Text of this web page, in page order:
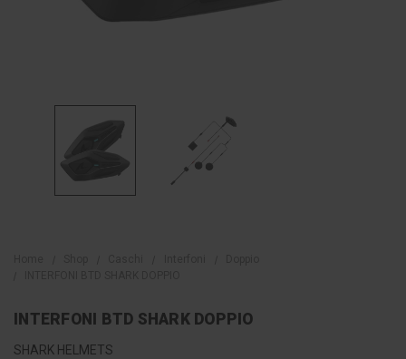
INTERFONI BTD SHARK DOPPIO
SHARK HELMETS